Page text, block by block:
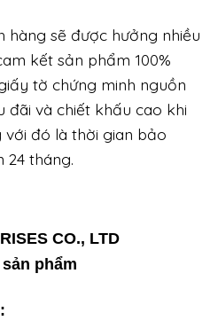
hàng sẽ được hưởng nhiều
kết sản phẩm 100%
tờ chứng minh nguồn
đãi và chiết khấu cao khi
với đó là thời gian bảo
24 tháng.
CO., LTD
phẩm